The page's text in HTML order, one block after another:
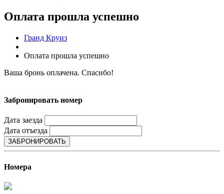
Оплата прошла успешно
Гранд Круиз
Оплата прошла успешно
Ваша бронь оплачена. Спасибо!
Забронировать номер
Дата заезда
Дата отъезда
ЗАБРОНИРОВАТЬ
Номера